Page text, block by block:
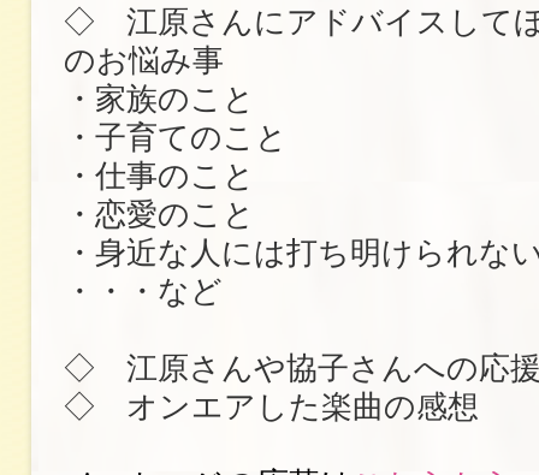
◇ 江原さんにアドバイスして
のお悩み事
・家族のこと
・子育てのこと
・仕事のこと
・恋愛のこと
・身近な人には打ち明けられな
・・・など
◇ 江原さんや協子さんへの応
◇ オンエアした楽曲の感想